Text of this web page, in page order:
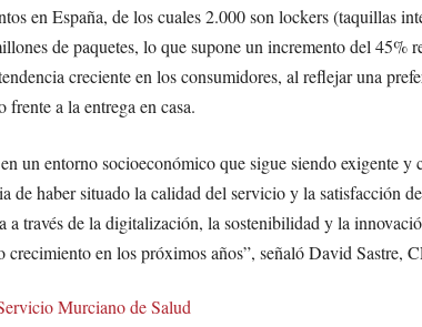
en España, de los cuales 2.000 son lockers (taquillas
de paquetes, lo que supone un incremento del 45%
creciente en los consumidores, al reflejar una
a la entrega en casa.
un entorno socioeconómico que sigue siendo exigente y
haber situado la calidad del servicio y la satisfacción
a través de la digitalización, la sostenibilidad y la
en los próximos años”, señaló David Sastre,
Murciano de Salud